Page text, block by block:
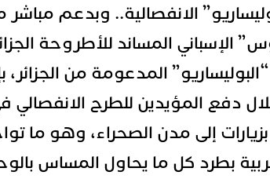
الانفصالية.. وبدعم مباشر
الإسباني المساند للأطروحة
المدعومة من الجزائر،
دفع المؤيدين للطرح الانفصالي
بزيارات إلى مدن الصحراء، وهو ما
بطرد كل ما يحاول المساس